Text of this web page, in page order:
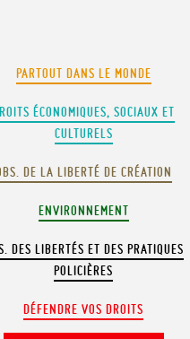
PARTOUT DANS LE MONDE
ÉCONOMIQUES, SOCIAUX ET
CULTURELS
DE LA LIBERTÉ DE CRÉATION
ENVIRONNEMENT
DES LIBERTÉS ET DES PRATIQUES
POLICIÈRES
DÉFENDRE VOS DROITS